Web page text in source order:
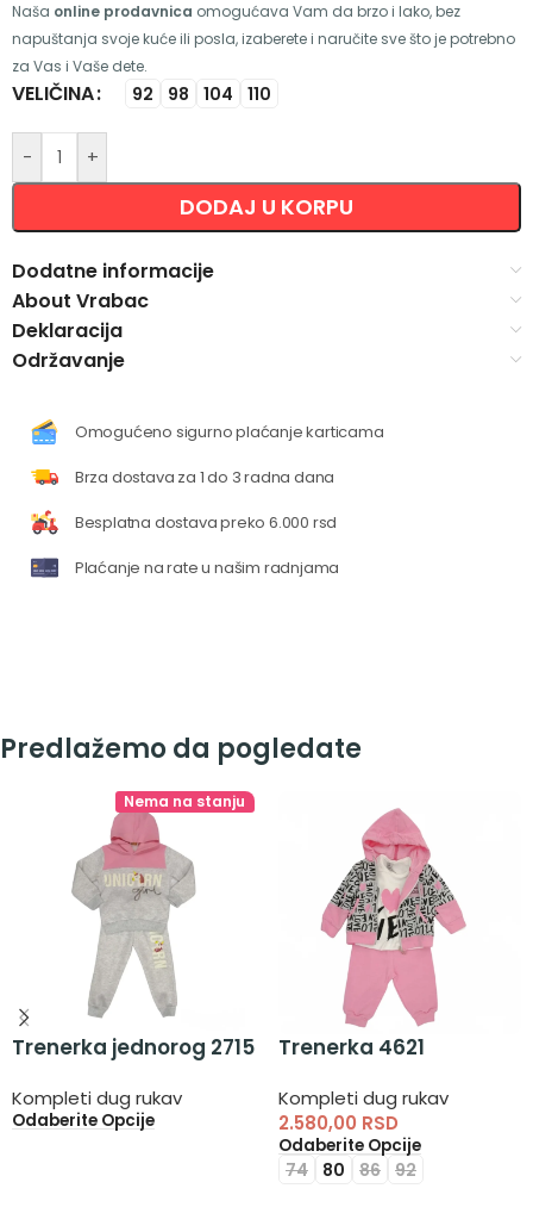
Naša online prodavnica omogućava Vam da brzo i lako, bez
napuštanja svoje kuće ili posla, izaberete i naručite sve što je potrebno
za Vas i Vaše dete.
VELIČINA 92 98 104 110
- +
DODAJ U KORPU
Alternative:
Dodatne informacije
About Vrabac
Deklaracija
Održavanje
Omogućeno sigurno plaćanje karticama
Brza dostava za 1 do 3 radna dana
Besplatna dostava preko 6.000 rsd
Plaćanje na rate u našim radnjama
Predlažemo da pogledate
Nema na stanju
Trenerka jednorog 2715
Kompleti dug rukav
Odaberite Opcije
Trenerka 4621
Kompleti dug rukav
2.580,00 RSD
Odaberite Opcije
74 80 86 92